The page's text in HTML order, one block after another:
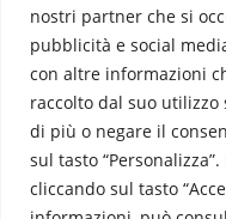
nostri partner che si
pubblicità e social
con altre informazioni
raccolto dal suo utilizzo
di più o negare il
sul tasto
cliccando sul tasto
EREDI CARDANI
VIA PIAVE, 6
TEL. +39 0331 880